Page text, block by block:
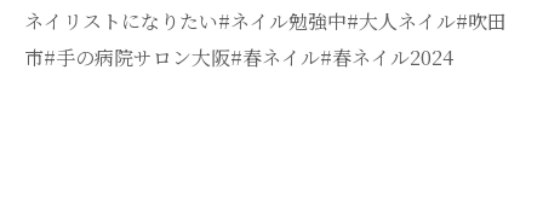
ネイリストになりたい#ネイル勉強中#大人ネイル#吹田
市#手の病院サロン大阪#春ネイル#春ネイル2024